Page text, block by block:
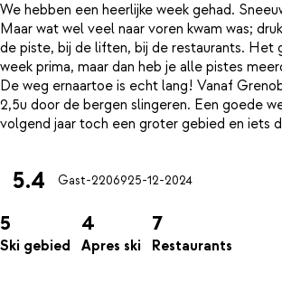
We hebben een heerlijke week gehad.
Maar wat wel veel naar voren kwam was;
de piste, bij de liften, bij de restaurants. Het
week prima, maar dan heb je alle pistes
De weg ernaartoe is echt lang! Vanaf
2,5u door de bergen slingeren. Een goede
5.4 Gast-2206925-12-2024
5
Ski gebied
4
Apres ski
7
Restaurants